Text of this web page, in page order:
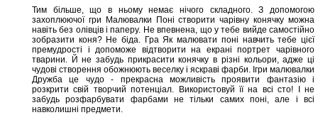
Тим більше, що в ньому немає нічого складного. З допомогою
захоплюючої гри Малювалки Поні створити чарівну конячку можна
навіть без олівців і паперу. Не впевнена, що у тебе вийде самостійно
зобразити коня? Не біда. Гра Як малювати поні навчить тебе цієї
премудрості і допоможе відтворити на екрані портрет чарівного
тварини. Й не забудь прикрасити конячку в різні кольори, адже ці
чудові створення обожнюють веселку і яскраві фарби. Ігри малювалки
Дружба це чудо - прекрасна можливість проявити фантазію і
розкрити свій творчий потенціал. Використовуй її на всі сто! І не
забудь розфарбувати фарбами не тільки самих поні, але і всі
навколишні предмети.